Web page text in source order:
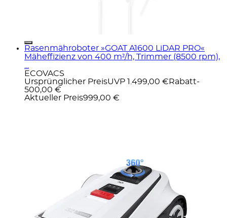
Rasenmähroboter »GOAT A1600 LiDAR PRO«
Mäheffizienz von 400 m²/h, Trimmer (8500 rpm),
ECOVACS
Ursprünglicher PreisUVP 1.499,00 € Rabatt-
500,00 €
Aktueller Preis999,00 €